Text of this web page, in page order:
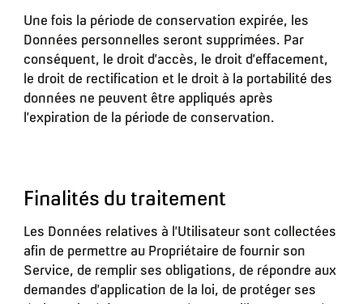
Une fois la période de conservation expirée, les
Données personnelles seront supprimées. Par
conséquent, le droit d’accès, le droit d’effacement,
le droit de rectification et le droit à la portabilité des
données ne peuvent être appliqués après
l’expiration de la période de conservation.
Finalités du traitement
Les Données relatives à l’Utilisateur sont collectées
afin de permettre au Propriétaire de fournir son
Service, de remplir ses obligations, de répondre aux
demandes d’application de la loi, de protéger ses